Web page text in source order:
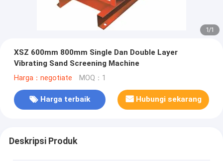
1/1
XSZ 600mm 800mm Single Dan Double Layer
Vibrating Sand Screening Machine
Harga：negotiate MOQ：1
Harga terbaik Hubungi sekarang
Deskripsi Produk